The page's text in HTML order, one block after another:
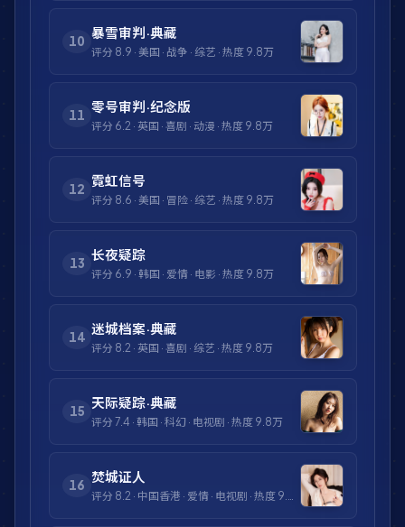
10
暴雪审判·典藏
评分 8.9 · 美国 · 战争 · 综艺 · 热度 9.8万
11
零号审判·纪念版
评分 6.2 · 英国 · 喜剧 · 动漫 · 热度 9.8万
12
霓虹信号
评分 8.6 · 美国 · 冒险 · 综艺 · 热度 9.8万
13
长夜疑踪
评分 6.9 · 韩国 · 爱情 · 电影 · 热度 9.8万
14
迷城档案·典藏
评分 8.2 · 英国 · 喜剧 · 综艺 · 热度 9.8万
15
天际疑踪·典藏
评分 7.4 · 韩国 · 科幻 · 电视剧 · 热度 9.8万
16
焚城证人
评分 8.2 · 中国香港 · 爱情 · 电视剧 · 热度 9.8万